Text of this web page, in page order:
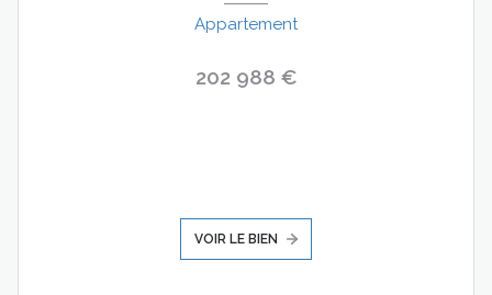
Appartement
202 988 €
VOIR LE BIEN